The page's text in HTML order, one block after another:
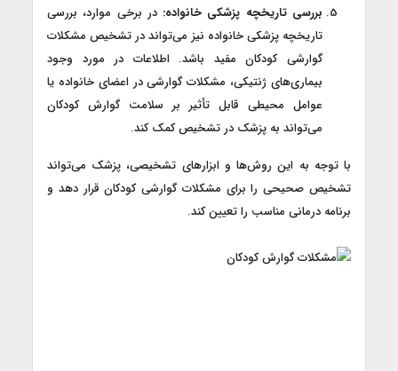
بررسی تاریخچه پزشکی خانواده: در برخی موارد، بررسی
تاریخچه پزشکی خانواده نیز می‌تواند در تشخیص مشکلات
گوارشی کودکان مفید باشد. اطلاعات در مورد وجود
بیماری‌های ژنتیکی، مشکلات گوارشی در اعضای خانواده یا
عوامل محیطی قابل تأثیر بر سلامت گوارش کودکان
می‌تواند به پزشک در تشخیص کمک کند.
با توجه به این روش‌ها و ابزارهای تشخیصی، پزشک می‌تواند
تشخیص صحیحی را برای مشکلات گوارشی کودکان قرار دهد و
برنامه درمانی مناسب را تعیین کند.